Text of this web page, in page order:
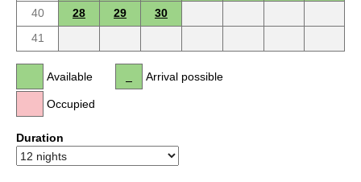
40
28 29
30
41
Available
Occupied
Arrival possible
Duration